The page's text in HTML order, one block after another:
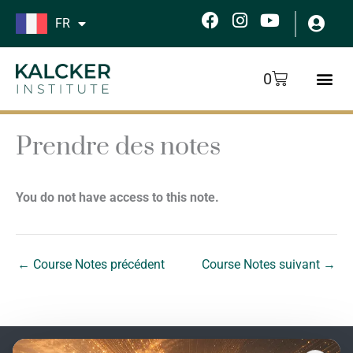
Aller
FR
F
c
o
k
I
s
g
Y
u
t
u
b
0
Panier
Prendre des notes
You do not have access to this note.
← Course Notes précédent Course Notes suivant →